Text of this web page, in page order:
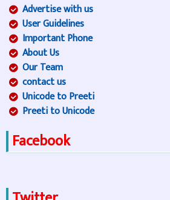
Advertise with us
User Guidelines
Important Phone
About Us
Our Team
contact us
Unicode to Preeti
Preeti to Unicode
Facebook